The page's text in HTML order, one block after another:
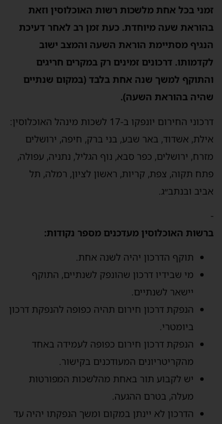
זמני בכל אחת מלשכות רשות האוכלוסין וזאת
בהוראת שעה מיוחדת. כעת זמן רב לאחר דעיכת
הנגיף מסתיימת הוראת השעה והמצב ישוב
לקדמותו. דרכונים זמינים רק במקרים חריגים
והתוקף למשך שנה אחת בלבד (במקום שנתיים
שהיה בהוראת השעה).
דרכוני החירום יונפקו ב-17 לשכות מינהל האוכלוסין:
אילת, אשדוד, באר שבע, בני ברק, חיפה, ירושלים
מזרח, ירושלים, כפר סבא, נוף הגליל, נתניה, עפולה,
פתח תקוה, צפת, קריות, ראשון לציון, רמלה, תל
אביב ובנתב״ג.
-
ברשות האוכלוסין מעדכנים מספר נקודות:
תוקף הדרכון יהיה לשנה אחת.
מי שבידיו דרכון שהונפק לשנתיים, התוקף
יישאר לשנתיים.
הנפקת דרכון חירום תהיה כפופה להנפקת דרכון
ביומטרי.
הנפקת דרכון חירום כפופה לעמידה באחד
מהקריטריונים המעודכנים בקישור.
יש לקבוע תור באחת מהלשכות המפורטות
מעלה, בטרם ההגעה.
הדרכון לא יינתן במקום ומשך הנפקתו יהיה עד